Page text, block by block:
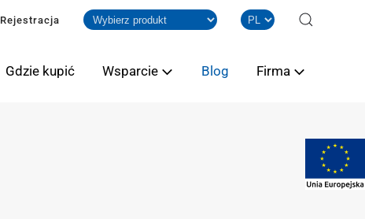
Rejestracja
Gdzie kupić Wsparcie Blog Firma